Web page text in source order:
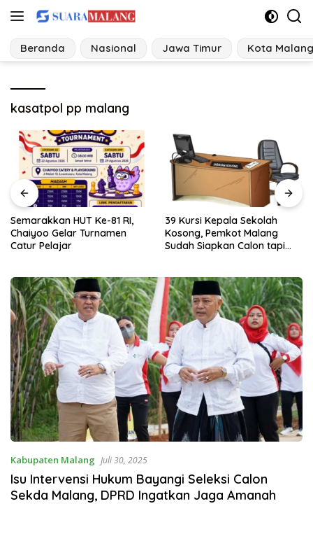
Langsung
konten
Beranda Nasional Jawa Timur Kota Malang
kasatpol pp malang
39 Kursi Kepala Sekolah
Kosong, Pemkot Malang
Sudah Siapkan Calon tapi
PSEL Kabupaten Malang
Terus Cari Lahan, Penolakan
Warga Jadi Alarm Kesiapan
Kabupaten Malang Juli 30, 2025
Isu Intervensi Hukum Bayangi Seleksi Calon
Sekda Malang, DPRD Ingatkan Jaga Amanah